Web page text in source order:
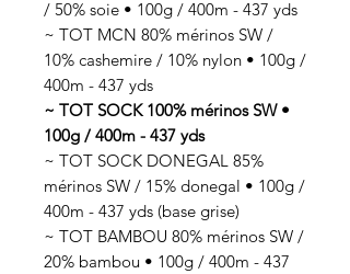
/ 50% soie • 100g / 400m - 437 yds
~ TOT MCN 80% mérinos SW /
10% cashemire / 10% nylon • 100g /
400m - 437 yds
~ TOT SOCK 100% mérinos SW •
100g / 400m - 437 yds
~ TOT SOCK DONEGAL 85%
mérinos SW / 15% donegal • 100g /
400m - 437 yds (base grise)
~ TOT BAMBOU 80% mérinos SW /
20% bambou • 100g / 400m - 437